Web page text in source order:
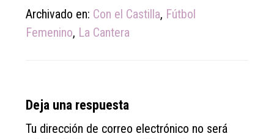
Archivado en: Con el Castilla, Fútbol
Femenino, La Cantera
Reader
Interactions
Deja una respuesta
Tu dirección de correo electrónico no será